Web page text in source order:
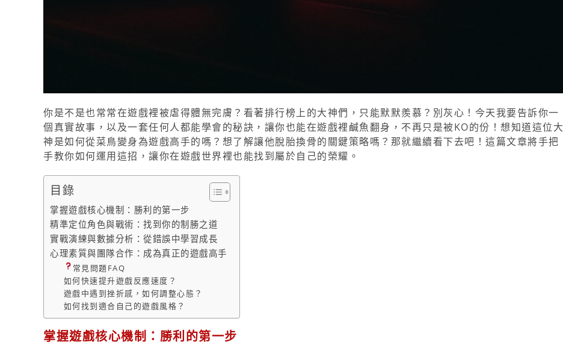
你是不是也常常在遊戲裡被虐得體無完膚？看著排行榜上的大神們，只能默默羨慕？別灰心！今天我要告訴你一
個真實故事，以及一套任何人都能學會的秘訣，讓你也能在遊戲裡鹹魚翻身，不再只是被KO的份！想知道這位大
神是如何從菜鳥變身為遊戲高手的嗎？想了解讓他脫胎換骨的關鍵策略嗎？那就繼續看下去吧！這篇文章將手把
手教你如何運用這招，讓你在遊戲世界裡也能找到屬於自己的榮耀。
目錄
掌握遊戲核心機制：勝利的第一步
精準定位角色與戰術：找到你的制勝之道
實戰演練與數據分析：從錯誤中學習成長
心理素質與團隊合作：成為真正的遊戲高手
常見問題FAQ
如何快速提升遊戲反應速度？
遊戲中遇到挫折感，如何調整心態？
如何找到適合自己的遊戲風格？
掌握遊戲核心機制：勝利的第一步